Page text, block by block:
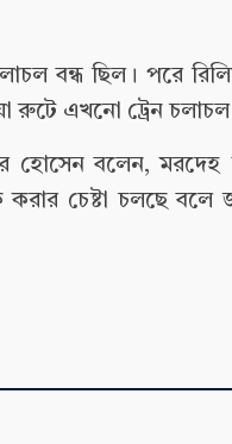
বন্ধ ছিল। পরে
রুটে এখনো ট্রেন চলাচল
হোসেন বলেন,
করার চেষ্টা চলছে